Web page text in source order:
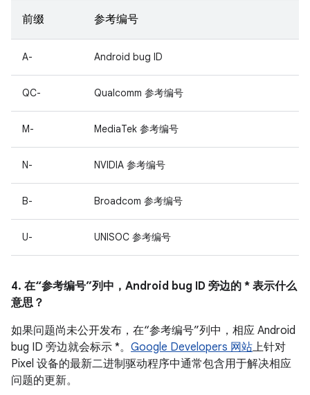
前缀 参考编号
A- Android bug ID
QC- Qualcomm 参考编号
M- MediaTek 参考编号
N- NVIDIA 参考编号
B- Broadcom 参考编号
U- UNISOC 参考编号
4. 在“参考编号”列中，Android bug ID 旁边的 * 表示什么
意思？
如果问题尚未公开发布，在“参考编号”列中，相应 Android
bug ID 旁边就会标示 *。 Google Developers 网站上针对
Pixel 设备的最新二进制驱动程序中通常包含用于解决相应
问题的更新。